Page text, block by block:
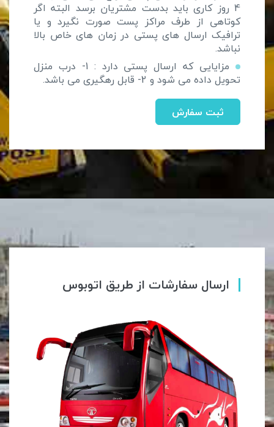
4 روز کاری باید بدست مشتریان برسد البته اگر
کوتاهی از طرف مراکز پست صورت نگیرد و یا
ترافیک ارسال های پستی در زمان های خاص بالا
نباشد.
مزایایی که ارسال پستی دارد : 1- درب منزل
تحویل داده می شود و 2- قابل رهگیری می باشد.
ثبت سفارش
ارسال سفارشات از طریق اتوبوس